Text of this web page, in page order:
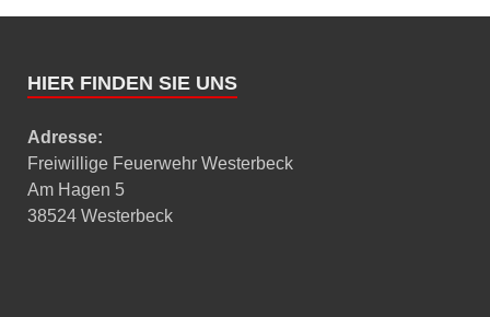
HIER FINDEN SIE UNS
Adresse:
Freiwillige Feuerwehr Westerbeck
Am Hagen 5
38524 Westerbeck